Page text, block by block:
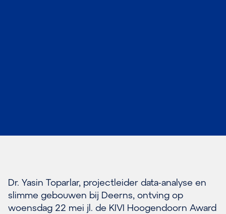
Dr. Yasin Toparlar, projectleider data-analyse en
slimme gebouwen bij Deerns, ontving op
woensdag 22 mei jl. de KIVI Hoogendoorn Award